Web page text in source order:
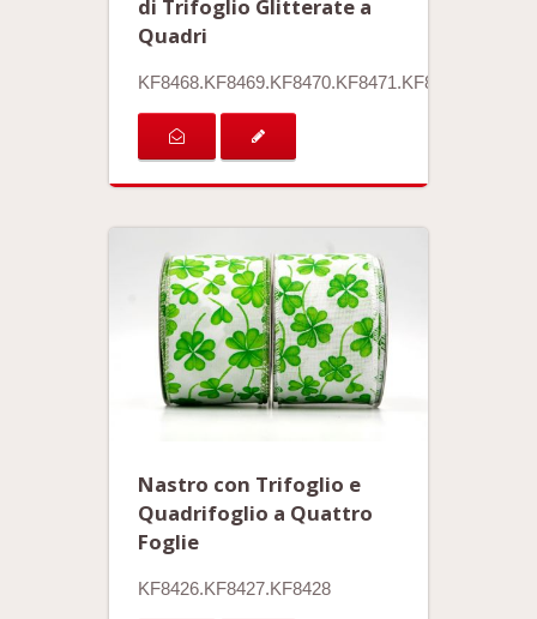
di Trifoglio Glitterate a
Quadri
KF8468.KF8469.KF8470.KF8471.KF8472
Nastro con Trifoglio e
Quadrifoglio a Quattro
Foglie
KF8426.KF8427.KF8428